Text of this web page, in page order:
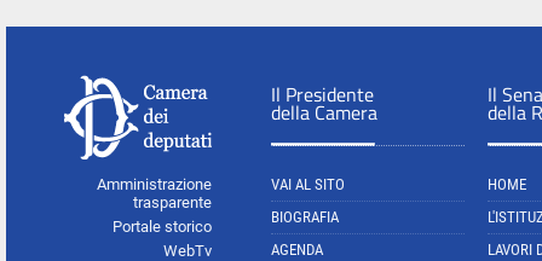
Amministrazione
trasparente
Portale storico
WebTv
Il Presidente
della Camera
VAI AL SITO
BIOGRAFIA
AGENDA
Il
della
HOME
LAVORI